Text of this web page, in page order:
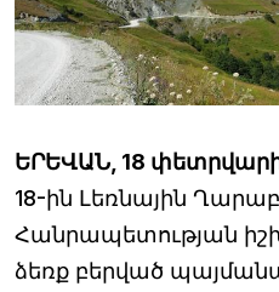
ԵՐԵՎԱՆ, 18
18-ին Լեռնային
Հանրապետության
ձեռք բերված